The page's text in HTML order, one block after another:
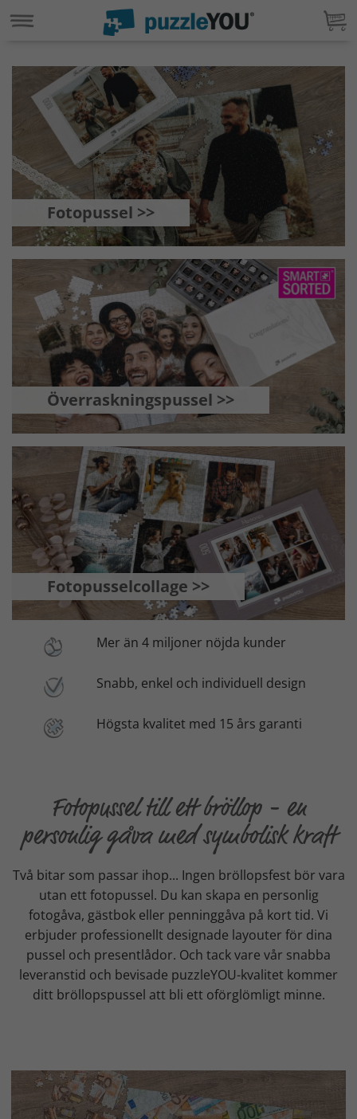
Fotopussel >>
Överraskningspussel >>
Fotopusselcollage >>
Mer än 4 miljoner nöjda kunder
Snabb, enkel och individuell design
Högsta kvalitet med 15 års garanti
Fotopussel till ett bröllop - en
personlig gåva med symbolisk kraft
Två bitar som passar ihop... Ingen bröllopsfest bör vara
utan ett fotopussel. Du kan skapa en personlig
fotogåva, gästbok eller penninggåva på kort tid. Vi
erbjuder professionellt designade layouter för dina
pussel och presentlådor. Och tack vare vår snabba
leveranstid och bevisade puzzleYOU-kvalitet kommer
ditt bröllopspussel att bli ett oförglömligt minne.